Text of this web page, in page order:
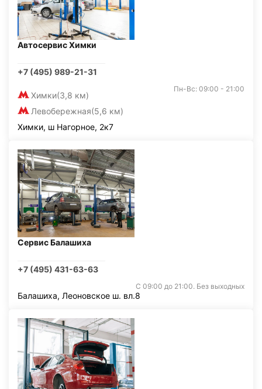
Автосервис Химки
+7 (495) 989-21-31
Химки(3,8 км)
Левобережная(5,6 км)
Пн-Вс: 09:00 - 21:00
Химки, ш Нагорное, 2к7
Сервис Балашиха
+7 (495) 431-63-63
С 09:00 до 21:00. Без выходных
Балашиха, Леоновское ш. вл.8